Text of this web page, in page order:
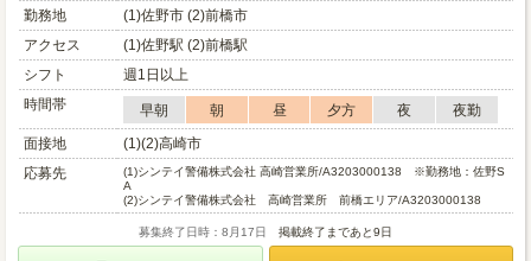
勤務地
(1)佐野市 (2)前橋市
アクセス
(1)佐野駅 (2)前橋駅
シフト
週1日以上
時間帯
早朝 朝 昼 夕方 夜
夜勤
面接地
(1)(2)高崎市
応募先
(1)シンテイ警備株式会社 高崎営業所/A3203000138 ※勤務地：佐野S
A
(2)シンテイ警備株式会社 高崎営業所 前橋エリア/A3203000138
募集終了日時：8月17日 掲載終了まであと9日